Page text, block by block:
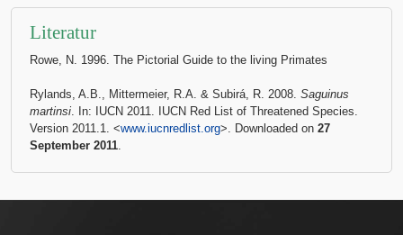
Literatur
Rowe, N. 1996. The Pictorial Guide to the living Primates
Rylands, A.B., Mittermeier, R.A. & Subirá, R. 2008. Saguinus
martinsi. In: IUCN 2011. IUCN Red List of Threatened Species.
Version 2011.1. <www.iucnredlist.org>. Downloaded on 27
September 2011.